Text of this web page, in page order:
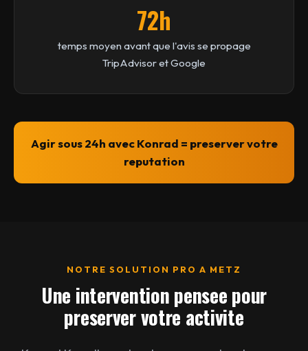
72h
temps moyen avant que l'avis se propage
TripAdvisor et Google
Agir sous 24h avec Konrad = preserver votre
reputation
NOTRE SOLUTION PRO A METZ
Une intervention pensee pour
preserver votre activite